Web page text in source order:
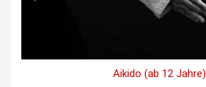
Aikido (ab 12 Jahre)